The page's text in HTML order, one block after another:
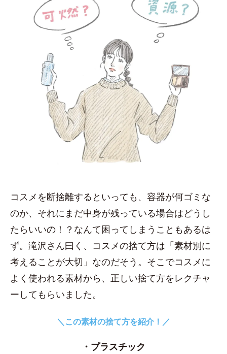
コスメを断捨離するといっても、容器が何ゴミな
のか、それにまだ中身が残っている場合はどうし
たらいいの！？なんて困ってしまうこともあるは
ず。滝沢さん曰く、コスメの捨て方は「素材別に
考えることが大切」なのだそう。そこでコスメに
よく使われる素材から、正しい捨て方をレクチャ
ーしてもらいました。
＼この素材の捨て方を紹介！／
・プラスチック